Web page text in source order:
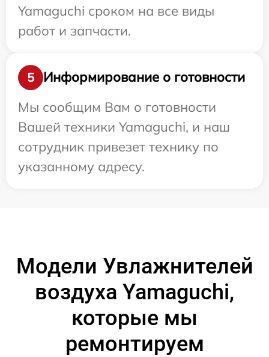
Yamaguchi сроком на все виды
работ и запчасти.
5
Информирование о готовности
Мы сообщим Вам о готовности
Вашей техники Yamaguchi, и наш
сотрудник привезет технику по
указанному адресу.
Модели Увлажнителей
воздуха Yamaguchi,
которые мы
ремонтируем